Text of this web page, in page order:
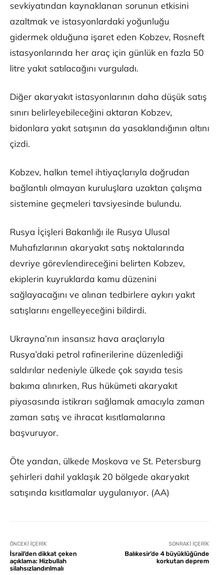
sevkiyatından kaynaklanan sorunun etkisini
azaltmak ve istasyonlardaki yoğunluğu
gidermek olduğuna işaret eden Kobzev, Rosneft
istasyonlarında her araç için günlük en fazla 50
litre yakıt satılacağını vurguladı.
Diğer akaryakıt istasyonlarının daha düşük satış
sınırı belirleyebileceğini aktaran Kobzev,
bidonlara yakıt satışının da yasaklandığının altını
çizdi.
Kobzev, halkın temel ihtiyaçlarıyla doğrudan
bağlantılı olmayan kuruluşlara uzaktan çalışma
sistemine geçmeleri tavsiyesinde bulundu.
Rusya İçişleri Bakanlığı ile Rusya Ulusal
Muhafızlarının akaryakıt satış noktalarında
devriye görevlendireceğini belirten Kobzev,
ekiplerin kuyruklarda kamu düzenini
sağlayacağını ve alınan tedbirlere aykırı yakıt
satışlarını engelleyeceğini bildirdi.
Ukrayna’nın insansız hava araçlarıyla
Rusya’daki petrol rafinerilerine düzenlediği
saldırılar nedeniyle ülkede çok sayıda tesis
bakıma alınırken, Rus hükümeti akaryakıt
piyasasında istikrarı sağlamak amacıyla zaman
zaman satış ve ihracat kısıtlamalarına
başvuruyor.
Öte yandan, ülkede Moskova ve St. Petersburg
şehirleri dahil yaklaşık 20 bölgede akaryakıt
satışında kısıtlamalar uygulanıyor. (AA)
ÖNCEKI İÇERIK
İsrail’den dikkat çeken
açıklama: Hizbullah
silahsızlandırılmalı
SONRAKI İÇERIK
Balıkesir’de 4 büyüklüğünde
korkutan deprem